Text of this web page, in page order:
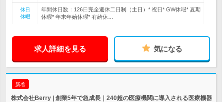
休日
休暇
年間休日数：126日完全週休二日制（土日）* 祝日* GW休暇* 夏期
休暇* 年末年始休暇* 有給休…
求人詳細を見る 気になる
新着
株式会社Berry | 創業5年で急成長｜240超の医療機関に導入される医療機器